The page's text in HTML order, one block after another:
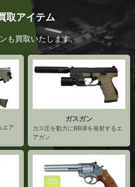
買取アイテム
も買取いたします。
ア
ガスガン
ガス圧を動力にBB弾を発射するエ
アガン